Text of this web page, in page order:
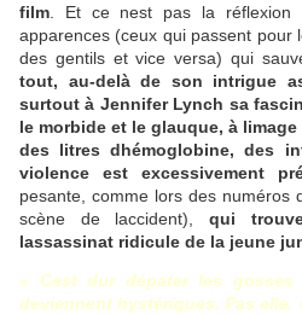
film . Et ce nest pas la réflexion
apparences (ceux qui passent pour
des gentils et vice versa) qui
tout, au-delà de son intrigue
surtout à Jennifer Lynch sa
le morbide et le glauque, à
des litres dhémoglobine, des
violence est excessivement
pesante, comme lors des numéros
scène de laccident), qui
lassassinat ridicule de la jeune
« Cest dur dépater les
deviennent hystériques. Pas elle.